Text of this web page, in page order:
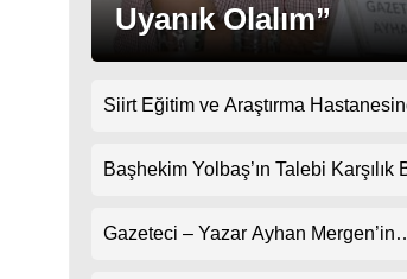
Uyanık Olalım”
Siirt Eğitim ve Araştırma
Randevularda Bekleme Süresi
Başhekim Yolbaş’ın Talebi Karşılık
Gazeteci – Yazar Ayhan Mergen’in